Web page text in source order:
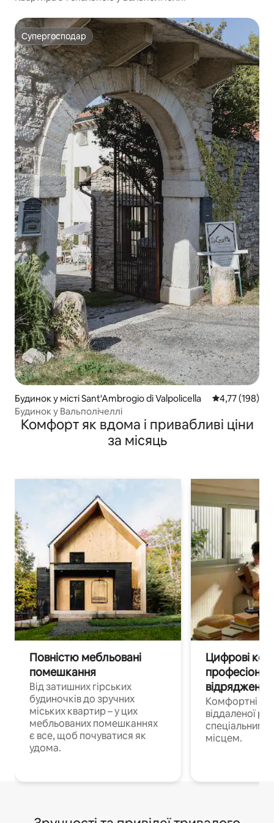
Супергосподар
Супергосподар
Будинок у місті Sant'Ambrogio di Valpolicella Середня
4,77 (198)
Будинок у Вальполічеллі
Комфорт як вдома і привабливі ціни
за місяць
Повністю мебльовані
помешкання
Від затишних гірських
будиночків до зручних
міських квартир – у цих
мебльованих помешканнях
є все, щоб почуватися як
удома.
Цифрові
Комфортні
віддаленої
спеціальним
місцем.